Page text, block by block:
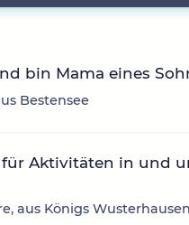
bin Mama eines
Bestensee
Aktivitäten in und
aus Königs Wusterhausen